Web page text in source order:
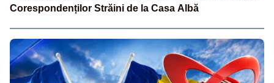
Corespondenților Străini de la Casa Albă